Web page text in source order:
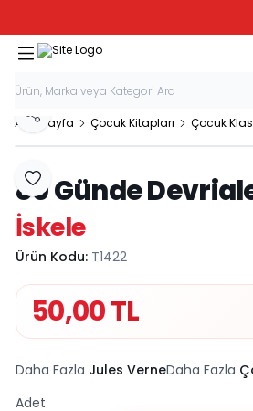
Ana Sayfa Çocuk Kitapları Çocuk
Favoriye Ekle
Paylaş
80 Günde
İskele
Ürün Kodu: T1422
50,00TL
Daha Fazla Jules VerneDaha Fazla
Adet